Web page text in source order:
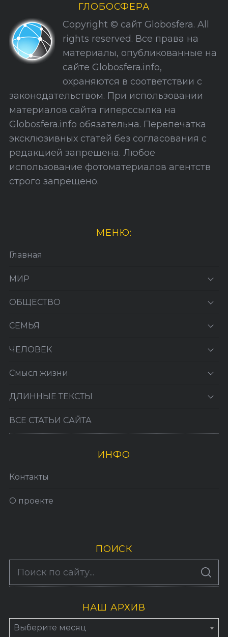
и
С
а
а
ГЛОБОСФЕРА
Copyright © сайт Globosfera. All
rights reserved. Все права на
материалы, опубликованные на
сайте Globosfera.info,
охраняются в соответствии с
законодательством. При использовании
материалов сайта гиперссылка на
Globosfera.info обязательна. Перепечатка
эксклюзивных статей без согласования с
редакцией запрещена. Любое
использование фотоматериалов агентств
строго запрещено.
МЕНЮ:
Главная
МИР
ОБЩЕСТВО
СЕМЬЯ
ЧЕЛОВЕК
Смысл жизни
ДЛИННЫЕ ТЕКСТЫ
ВСЕ СТАТЬИ САЙТА
ИНФО
Контакты
О проекте
ПОИСК
S
A
По авторам
НАШ АРХИВ
Н